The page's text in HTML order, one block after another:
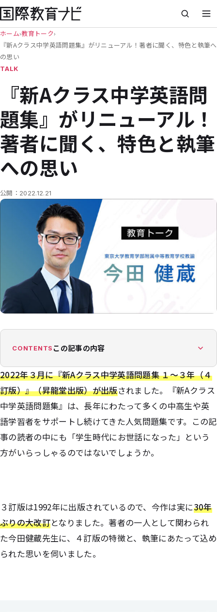
ホーム›教育トーク›
『新Aクラス中学英語問題集』がリニューアル！著者に聞く、特色と執筆へ
の思い
TALK
『新Aクラス中学英語問
題集』がリニューアル！
著者に聞く、特色と執筆
への思い
公開： 2022.12.21
CONTENTS この記事の内容
2022年３月に『新Aクラス中学英語問題集 １〜３年（４
訂版）』（昇龍堂出版）が出版されました。『新Aクラス
中学英語問題集』は、長年にわたって多くの中高生や英
語学習者をサポートし続けてきた人気問題集です。この記
事の読者の中にも「学生時代にお世話になった」という
方がいらっしゃるのではないでしょうか。
３訂版は1992年に出版されているので、今作は実に30年
ぶりの大改訂となりました。著者の一人として関わられ
た今田健蔵先生に、４訂版の特徴と、執筆にあたって込め
られた思いを伺いました。